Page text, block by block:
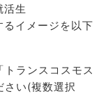
活生
イメージを以下
ランスコスモス
さい(複数選択